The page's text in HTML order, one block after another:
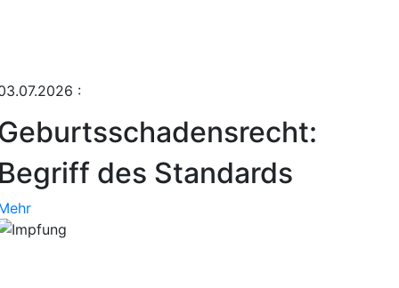
:
des Standards